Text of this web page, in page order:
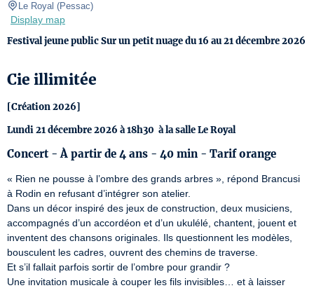
Le Royal (Pessac)
Display map
Festival jeune public Sur un petit nuage du 16 au 21 décembre 2026
Cie illimitée
[Création 2026]
Lundi 21 décembre 2026 à 18h30 à la salle Le Royal
Concert - À partir de 4 ans - 40 min - Tarif orange
« Rien ne pousse à l’ombre des grands arbres », répond Brancusi
à Rodin en refusant d’intégrer son atelier.
Dans un décor inspiré des jeux de construction, deux musiciens,
accompagnés d’un accordéon et d’un ukulélé, chantent, jouent et
inventent des chansons originales. Ils questionnent les modèles,
bousculent les cadres, ouvrent des chemins de traverse.
Et s’il fallait parfois sortir de l’ombre pour grandir ?
Une invitation musicale à couper les fils invisibles… et à laisser